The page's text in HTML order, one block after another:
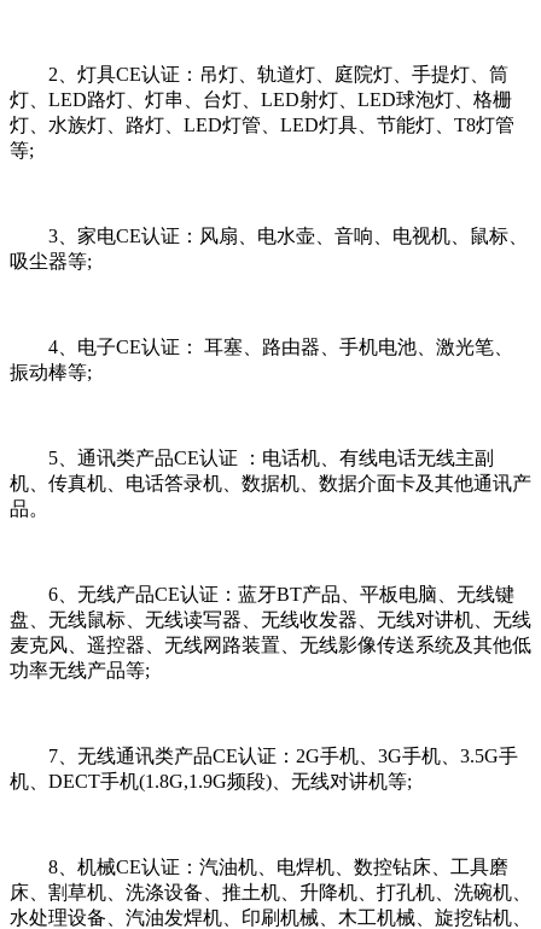
2、灯具CE认证：吊灯、轨道灯、庭院灯、手提灯、筒
灯、LED路灯、灯串、台灯、LED射灯、LED球泡灯、格栅
灯、水族灯、路灯、LED灯管、LED灯具、节能灯、T8灯管
等;
3、家电CE认证：风扇、电水壶、音响、电视机、鼠标、
吸尘器等;
4、电子CE认证： 耳塞、路由器、手机电池、激光笔、
振动棒等;
5、通讯类产品CE认证 ：电话机、有线电话无线主副
机、传真机、电话答录机、数据机、数据介面卡及其他通讯产
品。
6、无线产品CE认证：蓝牙BT产品、平板电脑、无线键
盘、无线鼠标、无线读写器、无线收发器、无线对讲机、无线
麦克风、遥控器、无线网路装置、无线影像传送系统及其他低
功率无线产品等;
7、无线通讯类产品CE认证：2G手机、3G手机、3.5G手
机、DECT手机(1.8G,1.9G频段)、无线对讲机等;
8、机械CE认证：汽油机、电焊机、数控钻床、工具磨
床、割草机、洗涤设备、推土机、升降机、打孔机、洗碗机、
水处理设备、汽油发焊机、印刷机械、木工机械、旋挖钻机、